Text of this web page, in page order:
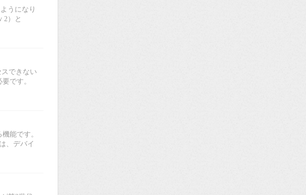
うになり
2）と
できない
です。
能です。
、デバイ